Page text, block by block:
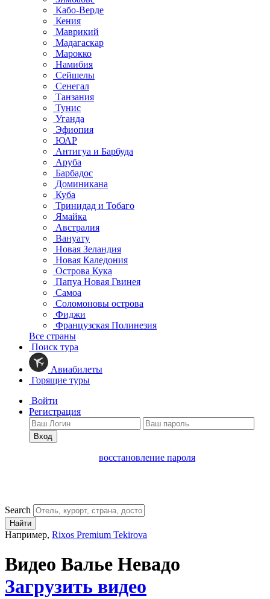
Кабо-Верде
Кения
Маврикий
Мадагаскар
Марокко
Намибия
Сейшелы
Сенегал
Танзания
Тунис
Уганда
Эфиопия
ЮАР
Антигуа и Барбуда
Аруба
Барбадос
Доминикана
Куба
Тринидад и Тобаго
Ямайка
Австралия
Вануату
Новая Зеландия
Новая Каледония
Острова Кука
Папуа Новая Гвинея
Самоа
Соломоновы острова
Фиджи
Французская Полинезия
Все страны
Поиск тура
Авиабилеты
Горящие туры
Войти
Регистрация
Вход
восстановление пароля
Search
Найти
Например, Rixos Premium Tekirova
Видео Валье Невадо
Загрузить видео